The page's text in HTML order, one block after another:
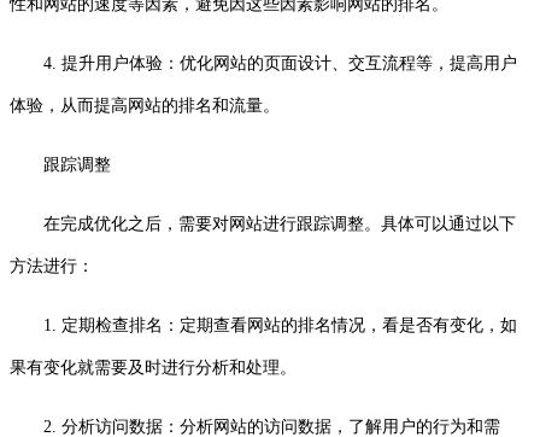
性和网站的速度等因素，避免因这些因素影响网站的排名。
4. 提升用户体验：优化网站的页面设计、交互流程等，提高用户
体验，从而提高网站的排名和流量。
跟踪调整
在完成优化之后，需要对网站进行跟踪调整。具体可以通过以下
方法进行：
1. 定期检查排名：定期查看网站的排名情况，看是否有变化，如
果有变化就需要及时进行分析和处理。
2. 分析访问数据：分析网站的访问数据，了解用户的行为和需